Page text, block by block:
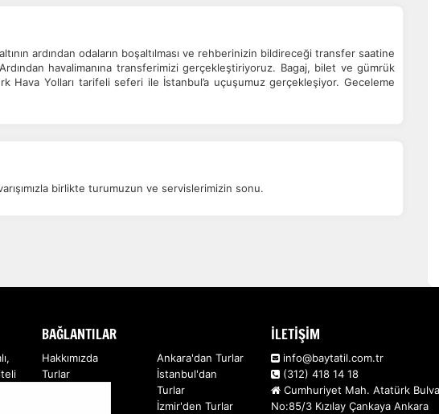
ardından odaların boşaltılması ve rehberinizin bildireceği transfer saatine
havalimanına transferimizi gerçekleştiriyoruz. Bagaj, bilet ve gümrük
Hava Yolları tarifeli seferi ile İstanbul’a uçuşumuz gerçekleşiyor. Geceleme
birlikte turumuzun ve servislerimizin sonu.
BAĞLANTILAR
Hakkımızda
Turlar
Ankara'dan Turlar
İstanbul'dan
Turlar
İzmir'den Turlar
İLETİŞİM
info@baytatil.com.tr
(312) 418 14 18
Cumhuriyet Mah. Atatürk
No:85/3 Kızılay Çankaya Ankara